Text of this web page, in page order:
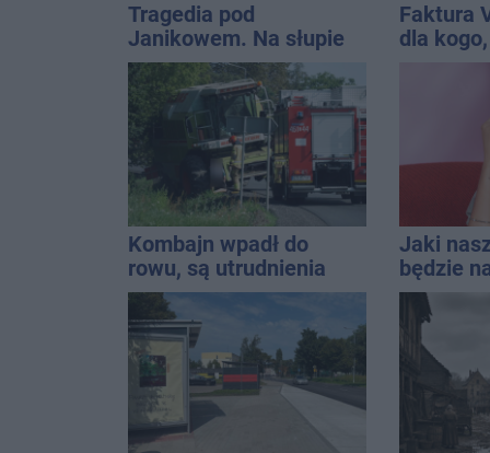
Tragedia pod
Janikowem. Na słupie
energetycznym
znaleziono ciało
mężczyzny
Faktura
dla
Kombajn wpadł do
rowu, są utrudnienia
Jaki
będzie
które
stylizacji